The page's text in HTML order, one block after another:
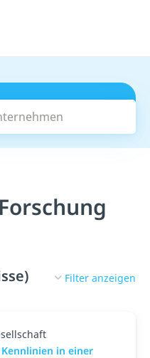
Suchen
Filter anzeigen
in einer